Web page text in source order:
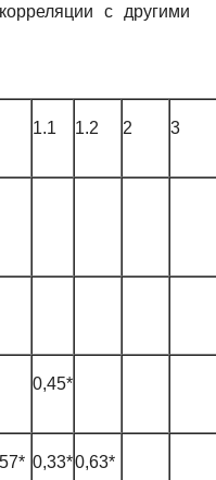
с другими
1.1 1.2 2 3
0,45*
0,33*0,63*